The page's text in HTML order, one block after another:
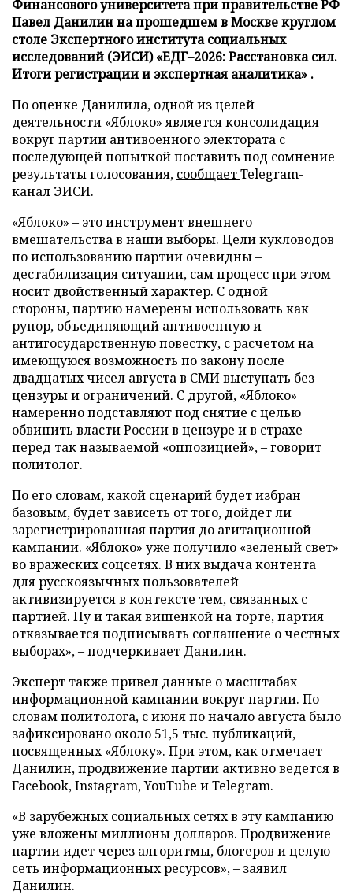
Финансового университета при правительстве РФ
Павел Данилин на прошедшем в Москве круглом
столе Экспертного института социальных
исследований (ЭИСИ) «ЕДГ–2026: Расстановка сил.
Итоги регистрации и экспертная аналитика» .
По оценке Данилила, одной из целей
деятельности «Яблоко» является консолидация
вокруг партии антивоенного электората с
последующей попыткой поставить под сомнение
результаты голосования, сообщаетTelegram-
канал ЭИСИ.
«Яблоко» – это инструмент внешнего
вмешательства в наши выборы. Цели кукловодов
по использованию партии очевидны –
дестабилизация ситуации, сам процесс при этом
носит двойственный характер. С одной
стороны, партию намерены использовать как
рупор, объединяющий антивоенную и
антигосударственную повестку, с расчетом на
имеющуюся возможность по закону после
двадцатых чисел августа в СМИ выступать без
цензуры и ограничений. С другой, «Яблоко»
намеренно подставляют под снятие с целью
обвинить власти России в цензуре и в страхе
перед так называемой «оппозицией», – говорит
политолог.
По его словам, какой сценарий будет избран
базовым, будет зависеть от того, дойдет ли
зарегистрированная партия до агитационной
кампании. «Яблоко» уже получило «зеленый свет»
во вражеских соцсетях. В них выдача контента
для русскоязычных пользователей
активизируется в контексте тем, связанных с
партией. Ну и такая вишенкой на торте, партия
отказывается подписывать соглашение о честных
выборах», – подчеркивает Данилин.
Эксперт также привел данные о масштабах
информационной кампании вокруг партии. По
словам политолога, с июня по начало августа было
зафиксировано около 51,5 тыс. публикаций,
посвященных «Яблоку». При этом, как отмечает
Данилин, продвижение партии активно ведется в
Facebook, Instagram, YouTube и Telegram.
«В зарубежных социальных сетях в эту кампанию
уже вложены миллионы долларов. Продвижение
партии идет через алгоритмы, блогеров и целую
сеть информационных ресурсов», – заявил
Данилин.